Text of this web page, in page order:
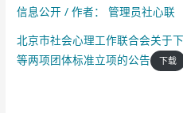
信息公开 / 作者：
管理员社心联
北京市社会心理工作联合会关于
等两项团体标准立项的公告
下载